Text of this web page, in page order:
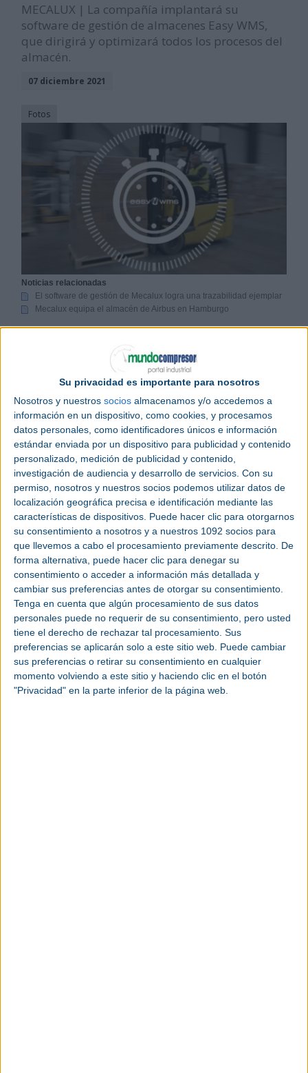
Su privacidad es importante para nosotros
Nosotros y nuestros socios almacenamos y/o accedemos a
información en un dispositivo, como cookies, y procesamos
datos personales, como identificadores únicos e información
estándar enviada por un dispositivo para publicidad y contenido
personalizado, medición de publicidad y contenido,
investigación de audiencia y desarrollo de servicios. Con su
permiso, nosotros y nuestros socios podemos utilizar datos de
localización geográfica precisa e identificación mediante las
características de dispositivos. Puede hacer clic para otorgarnos
su consentimiento a nosotros y a nuestros 1092 socios para
que llevemos a cabo el procesamiento previamente descrito. De
forma alternativa, puede hacer clic para denegar su
consentimiento o acceder a información más detallada y
cambiar sus preferencias antes de otorgar su consentimiento.
Tenga en cuenta que algún procesamiento de sus datos
personales puede no requerir de su consentimiento, pero usted
tiene el derecho de rechazar tal procesamiento. Sus
preferencias se aplicarán solo a este sitio web. Puede cambiar
sus preferencias o retirar su consentimiento en cualquier
momento volviendo a este sitio y haciendo clic en el botón
"Privacidad" en la parte inferior de la página web.
MECALUX | La compañía implantará su
software de gestión de almacenes Easy WMS,
que dirigirá y optimizará todos los procesos del
almacén.
07 diciembre 2021
Fotos
Noticias relacionadas
El software de gestión de Mecalux logra una trazabilidad ejemplar
Mecalux equipa el almacén de Airbus en Hamburgo
, proveedor de
almacén en Prosperity (en Carolina del Sur -
con el sistema de gestión de almacenes Easy WMS
de Interlake
. Este software
optimizará todos los procesos delalmacéna fin de
que la compañía abastezca al fabricante de coches
con componentes y herramientas en el momento
preciso.
MM Technics pasará de controlar todos los
productos de su almacén de forma manual a
hacerlo automáticamente con el software de
gestión de Interlake Mecalux. Con la ayuda de Easy
WMS, la empresa tendrá toda la información
necesaria sobre el estado del stock en tiempo real
y, simultáneamente, controlará la trazabilidad de
esos artículos.
Easy WMS se integrará con el ERP SAP de MM
Technics para que ambos sistemas intercambien
datos e información indispensables para llevar a
cabo una gestión eficaz del almacén. Gracias a esta
conexión, los responsables del centro conocerán
las necesidades de BMW y se asegurarán de que